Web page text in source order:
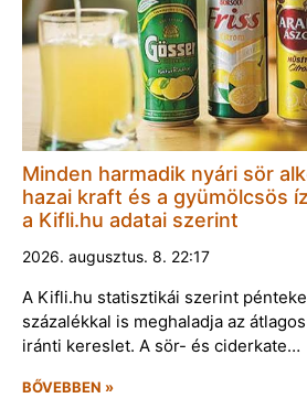
Minden harmadik nyári sör
hazai kraft és a gyümölcsös
a Kifli.hu adatai szerint
2026. augusztus. 8. 22:17
A Kifli.hu statisztikái szerint
százalékkal is meghaladja az
iránti kereslet. A sör- és ciderkate…
BŐVEBBEN »